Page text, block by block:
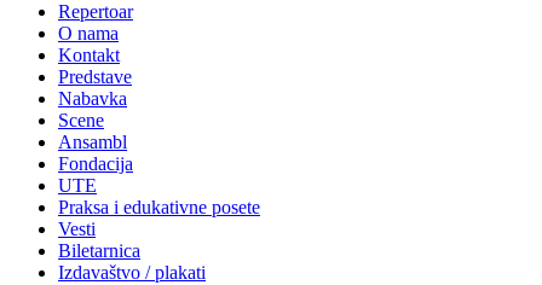
Repertoar
O nama
Kontakt
Predstave
Nabavka
Scene
Ansambl
Fondacija
UTE
Praksa i edukativne posete
Vesti
Biletarnica
Izdavaštvo / plakati